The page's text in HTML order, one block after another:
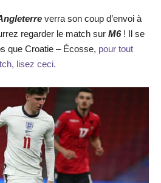
verra son coup d’envoi à
regarder le match sur M6! Il se
que Croatie – Écosse, pour tout
lisez ceci.